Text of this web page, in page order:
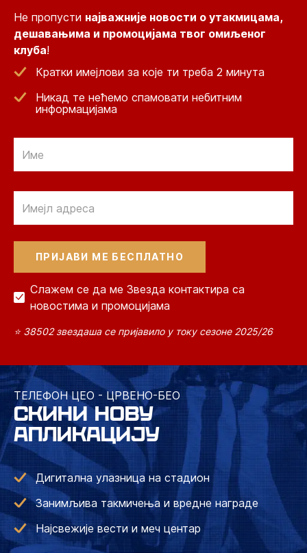
Не пропусти најважније новости о утакмицама,
дешавањима и промоцијама твог омиљеног
клуба!
Кратки имејлови за које ти треба 2 минута
Никад те нећемо спамовати небитним
информацијама
Слажем се да ме Звезда контактира са
новостима и промоцијама
⭐ 38502 звездаша се пријавило у току сезоне 2025/26
ТЕЛЕФОН ЦЕО - ЦРВЕНО-БЕО
СКИНИ НОВУ
АПЛИКАЦИЈУ
Дигитална улазница на стадион
Занимљива такмичења и вредне награде
Најсвежије вести и меч центар